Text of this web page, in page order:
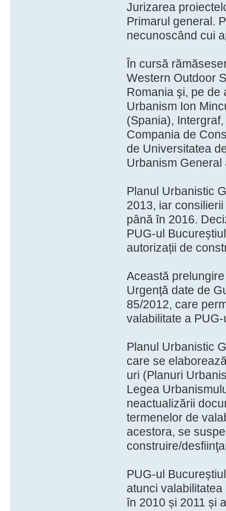
Jurizarea
Primarul general.
necunoscând cui
În cursă
Western Outdoor
Romania şi, pe de
Urbanism Ion
(Spania),
Compania de
de Universitatea
Urbanism General
Planul Urbanistic
2013, iar
până în 2016.
PUG-ul
autorizații de
Această
Urgență date de
85/2012, care
valabilitate a
Planul Urbanistic
care se
uri (Planuri
Legea
neactualizării
termenelor de
acestora, se
construire/
PUG-ul
atunci
în 2010 și 2011 și